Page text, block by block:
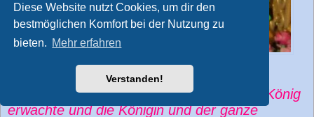
Diese Website nutzt Cookies, um dir den
bestmöglichen Komfort bei der Nutzung zu
bieten. Mehr erfahren
Verstanden!
Da gingen sie zusammen herab, und der König
erwachte und die Königin und der ganze